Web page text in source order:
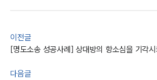
이전글
다음글